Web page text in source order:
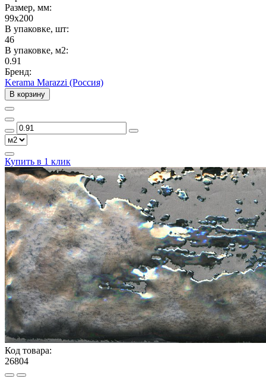
Размер, мм:
99x200
В упаковке, шт:
46
В упаковке, м2:
0.91
Бренд:
Kerama Marazzi (Россия)
В корзину
Купить в 1 клик
Код товара:
26804